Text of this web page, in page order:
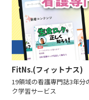
FitNs.(フィットナス)
19領域の看護専門誌3年分
ク学習サービス